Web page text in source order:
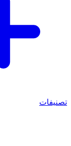
تصنيفات